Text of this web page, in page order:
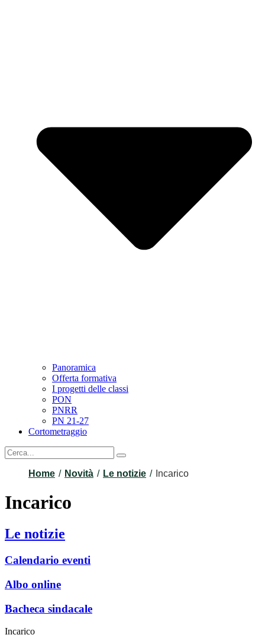
Panoramica
Offerta formativa
I progetti delle classi
PON
PNRR
PN 21-27
Cortometraggio
Home Novità Le notizie Incarico
Incarico
Le notizie
Calendario eventi
Albo online
Bacheca sindacale
Incarico